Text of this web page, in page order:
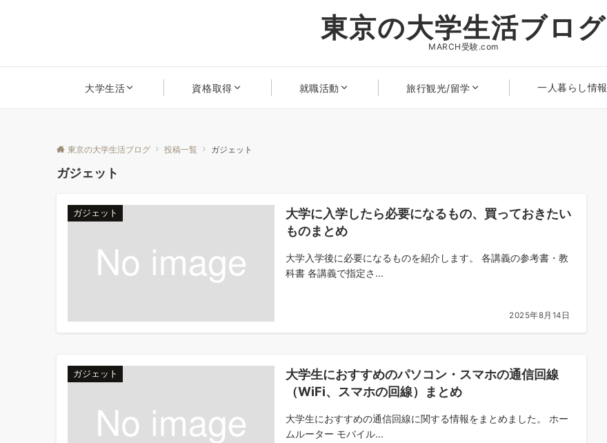
東京の大学生活ブログ
MARCH受験.com
大学生活 資格取得 就職活動 旅行観光/留学 一人暮らし情報
東京の大学生活ブログ 投稿一覧 ガジェット
ガジェット
ガジェット
大学に入学したら必要になるもの、買っておきたい
ものまとめ
大学入学後に必要になるものを紹介します。 各講義の参考書・教
科書 各講義で指定さ...
2025年8月14日
ガジェット
大学生におすすめのパソコン・スマホの通信回線
（WiFi、スマホの回線）まとめ
大学生におすすめの通信回線に関する情報をまとめました。 ホー
ムルーター モバイル...